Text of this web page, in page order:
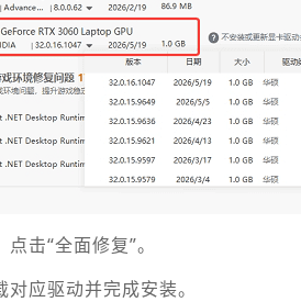
击“全面修复”。
应驱动并完成安装。